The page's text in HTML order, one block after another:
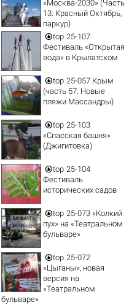
«Москва-2030» (Часть
13: Красный Октябрь,
паркур)
top 25-107
Фестиваль «Открытая
вода» в Крылатском
top 25-057 Крым
(часть 57: Новые
пляжи Массандры)
top 25-103
«Спасская башня»
(Джигитовка)
top 25-104
Фестиваль
исторических садов
top 25-073 «Колкий
пух» на «Театральном
бульваре»
top 25-072
«Цыганы», новая
версия на
«Театральном
бульваре»